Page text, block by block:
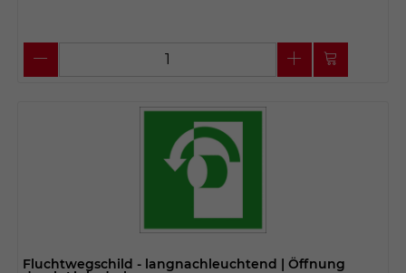
Fluchtwegschild - langnachleuchtend | Öffnung